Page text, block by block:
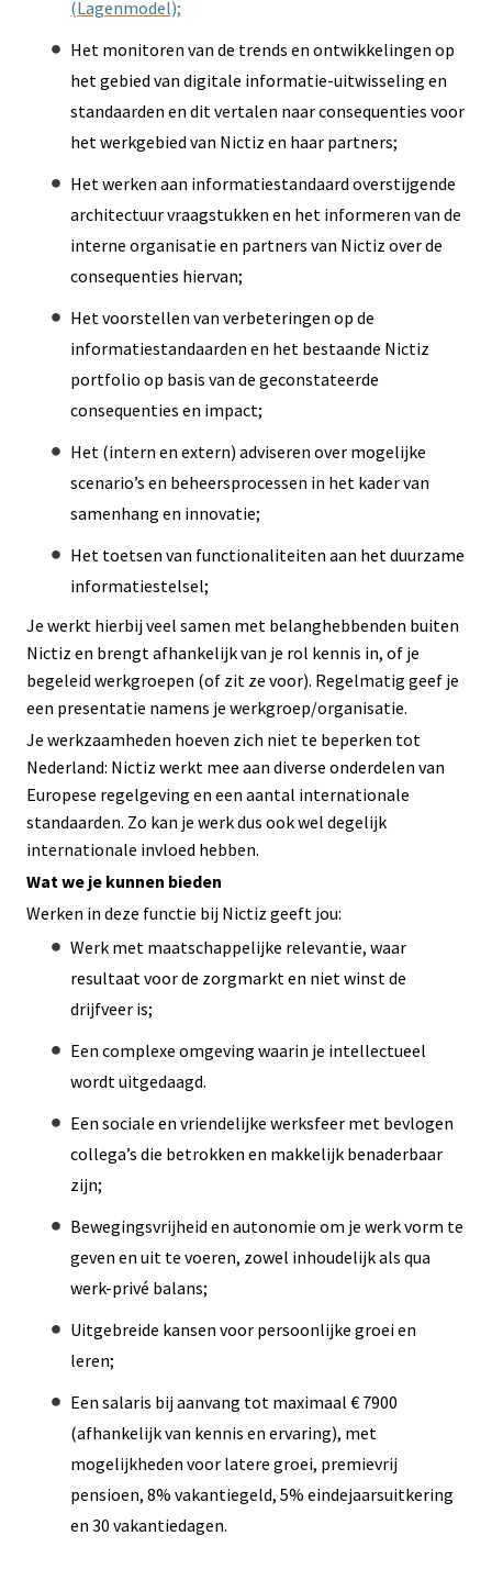
(Lagenmodel);
Het monitoren van de trends en ontwikkelingen op
het gebied van digitale informatie-uitwisseling en
standaarden en dit vertalen naar consequenties voor
het werkgebied van Nictiz en haar partners;
Het werken aan informatiestandaard overstijgende
architectuur vraagstukken en het informeren van de
interne organisatie en partners van Nictiz over de
consequenties hiervan;
Het voorstellen van verbeteringen op de
informatiestandaarden en het bestaande Nictiz
portfolio op basis van de geconstateerde
consequenties en impact;
Het (intern en extern) adviseren over mogelijke
scenario’s en beheersprocessen in het kader van
samenhang en innovatie;
Het toetsen van functionaliteiten aan het duurzame
informatiestelsel;
Je werkt hierbij veel samen met belanghebbenden buiten
Nictiz en brengt afhankelijk van je rol kennis in, of je
begeleid werkgroepen (of zit ze voor). Regelmatig geef je
een presentatie namens je werkgroep/organisatie.
Je werkzaamheden hoeven zich niet te beperken tot
Nederland: Nictiz werkt mee aan diverse onderdelen van
Europese regelgeving en een aantal internationale
standaarden. Zo kan je werk dus ook wel degelijk
internationale invloed hebben.
Wat we je kunnen bieden
Werken in deze functie bij Nictiz geeft jou:
Werk met maatschappelijke relevantie, waar
resultaat voor de zorgmarkt en niet winst de
drijfveer is;
Een complexe omgeving waarin je intellectueel
wordt uitgedaagd.
Een sociale en vriendelijke werksfeer met bevlogen
collega’s die betrokken en makkelijk benaderbaar
zijn;
Bewegingsvrijheid en autonomie om je werk vorm te
geven en uit te voeren, zowel inhoudelijk als qua
werk-privé balans;
Uitgebreide kansen voor persoonlijke groei en
leren;
Een salaris bij aanvang tot maximaal € 7900
(afhankelijk van kennis en ervaring), met
mogelijkheden voor latere groei, premievrij
pensioen, 8% vakantiegeld, 5% eindejaarsuitkering
en 30 vakantiedagen.